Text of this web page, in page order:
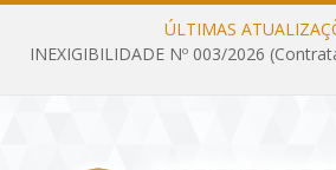
ÚLTIMAS